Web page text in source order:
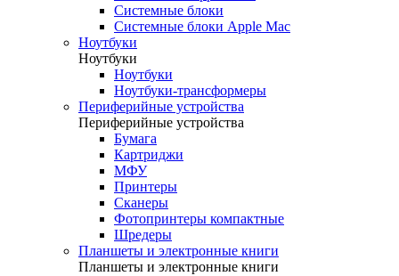
Системные блоки
Системные блоки Apple Mac
Ноутбуки
Ноутбуки
Ноутбуки
Ноутбуки-трансформеры
Периферийные устройства
Периферийные устройства
Бумага
Картриджи
МФУ
Принтеры
Сканеры
Фотопринтеры компактные
Шредеры
Планшеты и электронные книги
Планшеты и электронные книги